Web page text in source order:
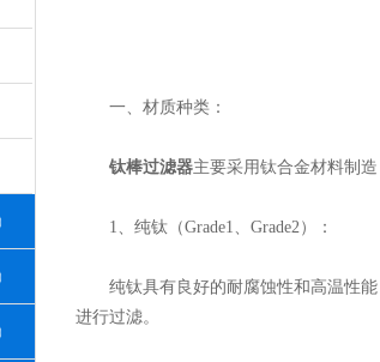
一、材质种类：
钛棒过滤器主要采用钛合金材料制
1、纯钛（Grade1、Grade2）：
纯钛具有良好的耐腐蚀性和高温性能
进行过滤。